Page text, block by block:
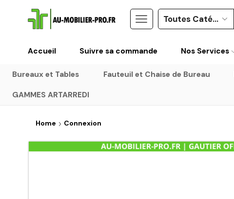
Accueil Suivre sa commande Nos Services
Bureaux et Tables Fauteuil et Chaise de Bureau
GAMMES ARTARREDI
Home Connexion